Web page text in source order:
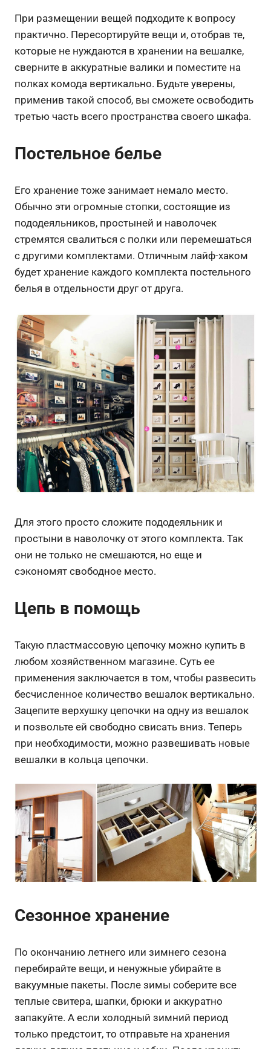
При размещении вещей подходите к вопросу
практично. Пересортируйте вещи и, отобрав те,
которые не нуждаются в хранении на вешалке,
сверните в аккуратные валики и поместите на
полках комода вертикально. Будьте уверены,
применив такой способ, вы сможете освободить
третью часть всего пространства своего шкафа.
Постельное белье
Его хранение тоже занимает немало место.
Обычно эти огромные стопки, состоящие из
пододеяльников, простыней и наволочек
стремятся свалиться с полки или перемешаться
с другими комплектами. Отличным лайф-хаком
будет хранение каждого комплекта постельного
белья в отдельности друг от друга.
Для этого просто сложите пододеяльник и
простыни в наволочку от этого комплекта. Так
они не только не смешаются, но еще и
сэкономят свободное место.
Цепь в помощь
Такую пластмассовую цепочку можно купить в
любом хозяйственном магазине. Суть ее
применения заключается в том, чтобы развесить
бесчисленное количество вешалок вертикально.
Зацепите верхушку цепочки на одну из вешалок
и позвольте ей свободно свисать вниз. Теперь
при необходимости, можно развешивать новые
вешалки в кольца цепочки.
Сезонное хранение
По окончанию летнего или зимнего сезона
перебирайте вещи, и ненужные убирайте в
вакуумные пакеты. После зимы соберите все
теплые свитера, шапки, брюки и аккуратно
запакуйте. А если холодный зимний период
только предстоит, то отправьте на хранения